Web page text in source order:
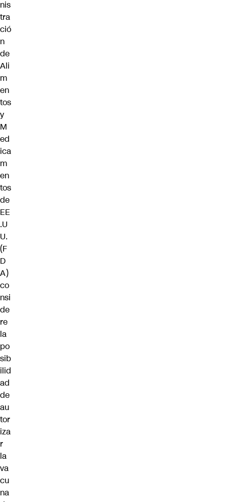
nis
tra
ció
n
de
Ali
m
en
tos
y
M
ed
ica
m
en
tos
de
EE
.U
U.
(F
D
A)
co
nsi
de
re
la
po
sib
ilid
ad
de
au
tor
iza
r
la
va
cu
na